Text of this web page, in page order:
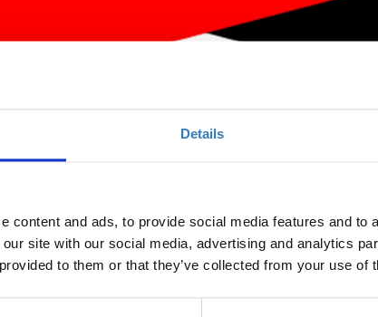
Details
content and ads, to provide social media features and to
site with our social media, advertising and analytics
to them or that they’ve collected from your use of
(για εκπαιδευτικούς) (Irakleio)
Ποσότητα
Η περίοδος εγγραφών